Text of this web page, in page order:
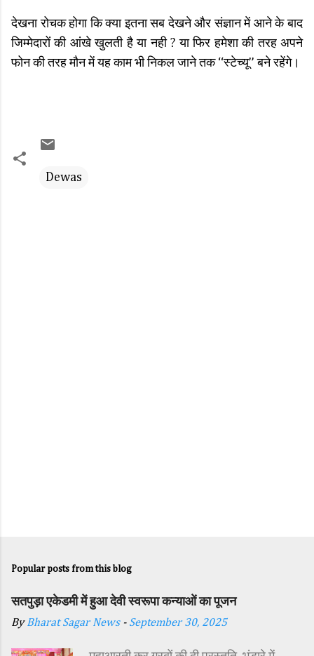
देखना रोचक होगा कि क्या इतना सब देखने और संज्ञान में आने के बाद
जिम्मेदारों की आंखे खुलती है या नही ? या फिर हमेशा की तरह अपने
फोन की तरह मौन में यह काम भी निकल जाने तक ‘‘स्टेच्यू’’ बने रहेंगे।
Dewas
Popular posts from this blog
सतपुड़ा एकेडमी में हुआ देवी स्वरूपा कन्याओं का पूजन
ByBharat Sagar News - September 30, 2025